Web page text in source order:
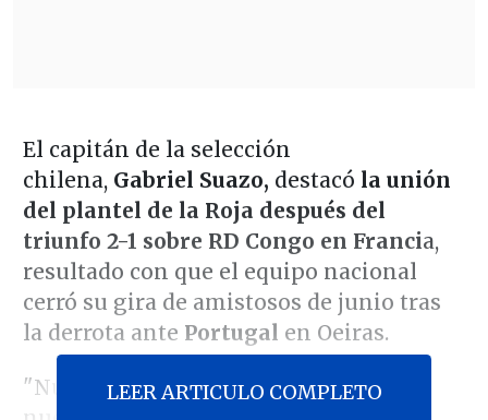
El capitán de la selección
chilena, Gabriel Suazo, destacó la unión
del plantel de la Roja después del
triunfo 2-1 sobre RD Congo en Francia,
resultado con que el equipo nacional
cerró su gira de amistosos de junio tras
la derrota ante Portugal en Oeiras.
"Nuestro objetivo es sentirnos
LEER ARTICULO COMPLETO